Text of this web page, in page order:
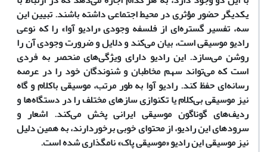
یکدیگر حضور مؤثری در محیط اجتماعی داشته باشند. تبیین ‌این
سه، تفسیر گستره‌ای از فلسفه وجودی «رادیو آوا» را که نوعی
رادیو موسیقی است، بیان می‌کند و دلایل و ضرورت وجودی آن را
روشن می‌سازد. این رادیو دارای ویژگی‌های منحصر به فردی
است که می‌تواند سهم مخاطبان و شنوندگان خود را در عرصه
رسانه‌ای حفظ کند. رادیو آوا به طور مرتب، موسیقی باکلام و گاه
نیز موسیقی بی‌‌کلام یا تکنوازی سازهای مختلف را در دستگاه‌ها و
ردیف‌های گوناگون موسیقی‌ ایرانی پخش می‌کند. اشعار‌ و
سرودهای ‌این رادیو، از محتوای خوبی برخوردارند، به همین دلیل
نیز موسیقی‌ این رادیو «موسیقی پاک» نامگذاری شده است.